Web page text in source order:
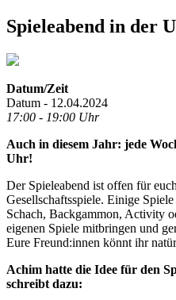
Spieleabend in der
Datum/Zeit
Datum - 12.04.2024
17:00 - 19:00 Uhr
Auch in diesem Jahr: jede
Uhr!
Der Spieleabend ist offen für
Gesellschaftsspiele. Einige
Schach, Backgammon, Activity
eigenen Spiele mitbringen und
Eure Freund:innen könnt ihr
Achim hatte die Idee für den
schreibt dazu: